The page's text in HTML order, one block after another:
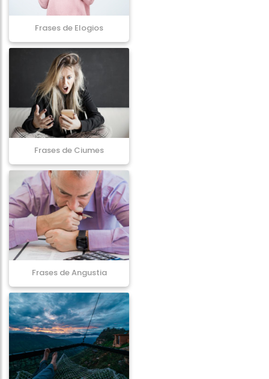
Frases de Elogios
Frases de Ciumes
Frases de Angustia